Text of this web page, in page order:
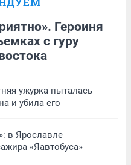
Героиня
с гуру
ужурка пыталась
и убила его
в Ярославле
«Яавтобуса»